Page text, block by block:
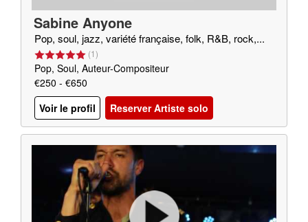
Sabine Anyone
Pop, soul, jazz, variété française, folk, R&B, rock,...
(1)
Pop, Soul, Auteur-Compositeur
€250 - €650
Voir le profil
Reserver Artiste solo